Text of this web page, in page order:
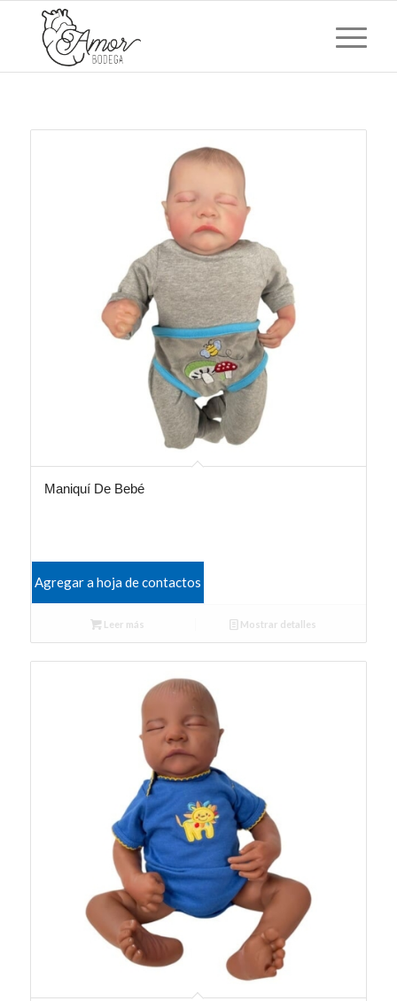
Maniquí De Bebé
Agregar a hoja de contactos
Leer más Mostrar detalles